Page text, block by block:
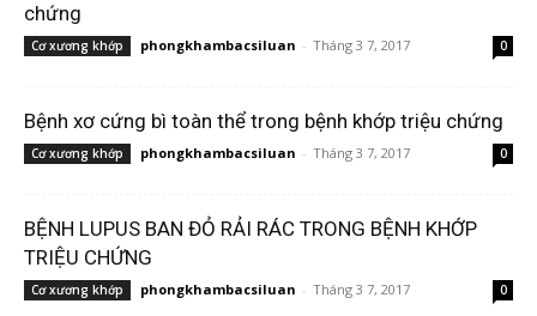
chứng
Cơ xương khớp phongkhambacsiluan - Tháng 3 7, 2017 0
Bệnh xơ cứng bì toàn thể trong bệnh khớp triệu chứng
Cơ xương khớp phongkhambacsiluan - Tháng 3 7, 2017 0
BỆNH LUPUS BAN ĐỎ RẢI RÁC TRONG BỆNH KHỚP
TRIỆU CHỨNG
Cơ xương khớp phongkhambacsiluan - Tháng 3 7, 2017 0